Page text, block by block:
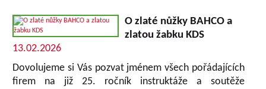
O zlaté nůžky BAHCO a
zlatou žabku KDS
13.02.2026
Dovolujeme si Vás pozvat jménem všech pořádajících
firem na již 25. ročník instruktáže a soutěže